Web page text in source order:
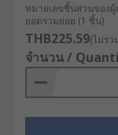
หมายเลขชิ้นส่วนของ
ยอดรวมย่อย (1 ชิ้น)
THB225.59(ไม่ร
จำนวน /